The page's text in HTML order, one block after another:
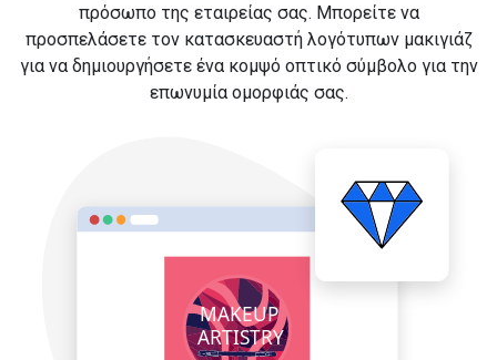
πρόσωπο της εταιρείας σας. Μπορείτε να
προσπελάσετε τον κατασκευαστή λογότυπων μακιγιάζ
για να δημιουργήσετε ένα κομψό οπτικό σύμβολο για την
επωνυμία ομορφιάς σας.